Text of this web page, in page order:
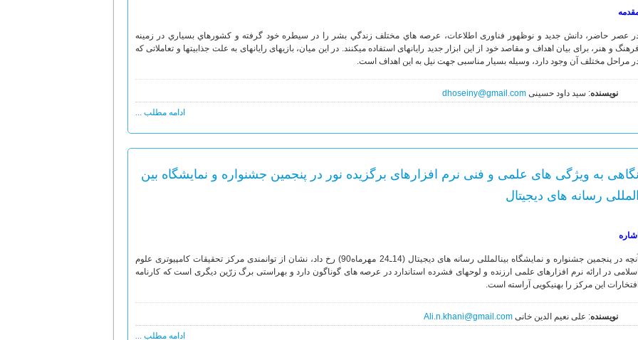
عصر حاضر، دانش جدید و نوظهور فناوری اطلاعات، عرصه هاي مختلف زندگي بشر را در سيطره خود گرفته و كشورهاي بسياري در زمينه
فرهنگ و هنر، برای بیان اهداف و مقاصد خود از این ابزار جدید رایانهای استفاده میکنند. در اين ميان، بازیهای رایانهای به علت جذابیتها و تعاملاتی که
مراحل مختلف آن وجود دارد، وسیله بسیار مناسبی جهت نیل به این اهداف است.
نویسنده: سید داود حسینی dhoseiny@gmail.com
ادامه مطلب ...
نگاهی به ویژگی های علمی و فنی نرم افزارهای برگزیده نور در پنجمین جشنواره و نمایشگاه بین
المللی رسانه های دیجیتال
اشاره
آنچه در پنجمین جشنواره و نمایشگاه بینالمللی رسانه های دیجیتال (14ـ24 مهرماه90) رخ داد، نشان از توانمندی مرکز تحقیقات کامپیوتری علوم
اسلامی در ارائه نرم افزارهای علمی ارزنده و لوحهای فشرده استاندارد در عرصه های گوناگون دارد و بهراستی برگ زرّین دیگری است که کارنامه
افتخارات این مرکز را بهنیکویی آراسته است.
نویسنده: علی نعیم الدین خانی Ali.n.khani@gmail.com
ادامه مطلب ...